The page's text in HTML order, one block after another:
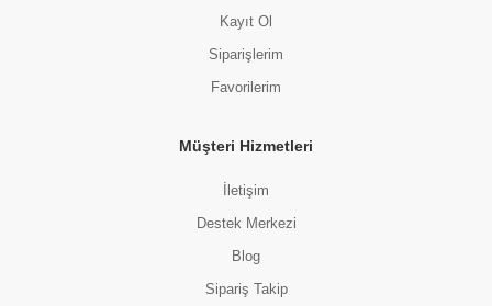
Kayıt Ol
Siparişlerim
Favorilerim
Müşteri Hizmetleri
İletişim
Destek Merkezi
Blog
Sipariş Takip